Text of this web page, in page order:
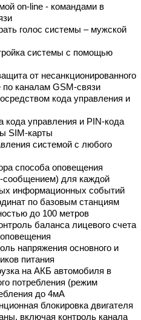
on-line - командами в
голос системы – мужской
системы с помощью
от несанкционированного
по каналам GSM-связи
кода управления и
кода управления и PIN-кода
SIM-карты
системой с любого
способа оповещения
сообщением) для каждой
информационных событий
по базовым станциям
до 100 метров
баланса лицевого счета
напряжения основного и
питания
на АКБ автомобиля в
потребления (режим
до 4мА
блокировка двигателя
включая контроль канала